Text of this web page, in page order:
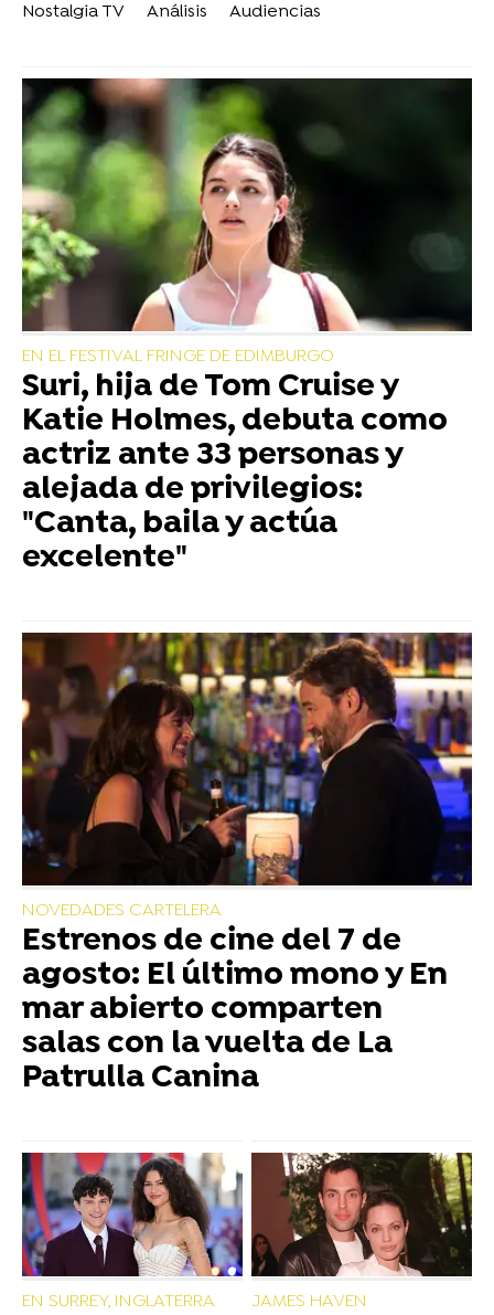
Nostalgia TV
Análisis Audiencias
EN EL FESTIVAL FRINGE DE EDIMBURGO
Suri, hija de Tom Cruise y
Katie Holmes, debuta como
actriz ante 33 personas y
alejada de privilegios:
"Canta, baila y actúa
excelente"
NOVEDADES CARTELERA
Estrenos de cine del 7 de
agosto: El último mono y En
mar abierto comparten
salas con la vuelta de La
Patrulla Canina
EN SURREY, INGLATERRA JAMES HAVEN